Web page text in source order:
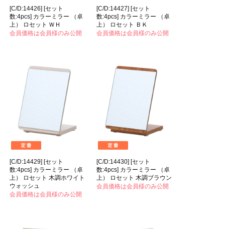
[C/D:14426] [セット
数:4pcs] カラーミラー （卓
上） ロセット ＷＨ
会員価格は会員様のみ公開
[C/D:14427] [セット
数:4pcs] カラーミラー （卓
上） ロセット ＢＫ
会員価格は会員様のみ公開
[C/D:14429] [セット
数:4pcs] カラーミラー （卓
上） ロセット 木調ホワイト
ウォッシュ
会員価格は会員様のみ公開
[C/D:14430] [セット
数:4pcs] カラーミラー （卓
上） ロセット 木調ブラウン
会員価格は会員様のみ公開